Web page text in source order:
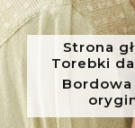
Strona
Torebki